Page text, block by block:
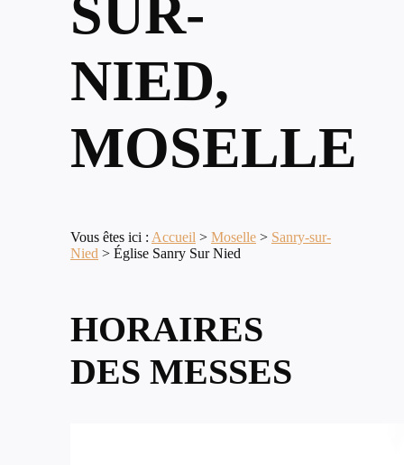
SUR-
NIED,
MOSELLE
Vous êtes ici : Accueil > Moselle > Sanry-sur-
Nied > Église Sanry Sur Nied
HORAIRES
DES MESSES